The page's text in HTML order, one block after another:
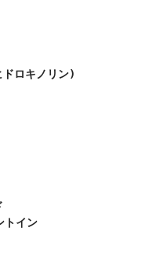
ロキノリン)
トイン